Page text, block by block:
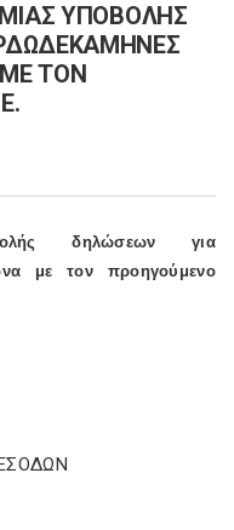
ΥΠΟΒΟΛΗΣ
ΤΟΝ
δηλώσεων για
με τον προηγούμενο